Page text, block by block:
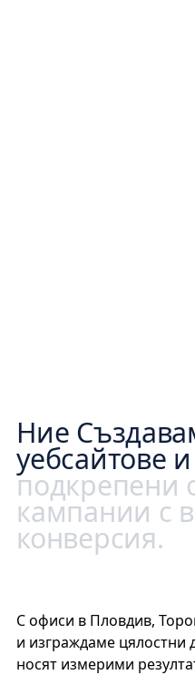
Ние
уебсайтове
подкрепени
кампании с
конверсия.
С офиси в Пловдив,
и изграждаме цялостни
носят измерими